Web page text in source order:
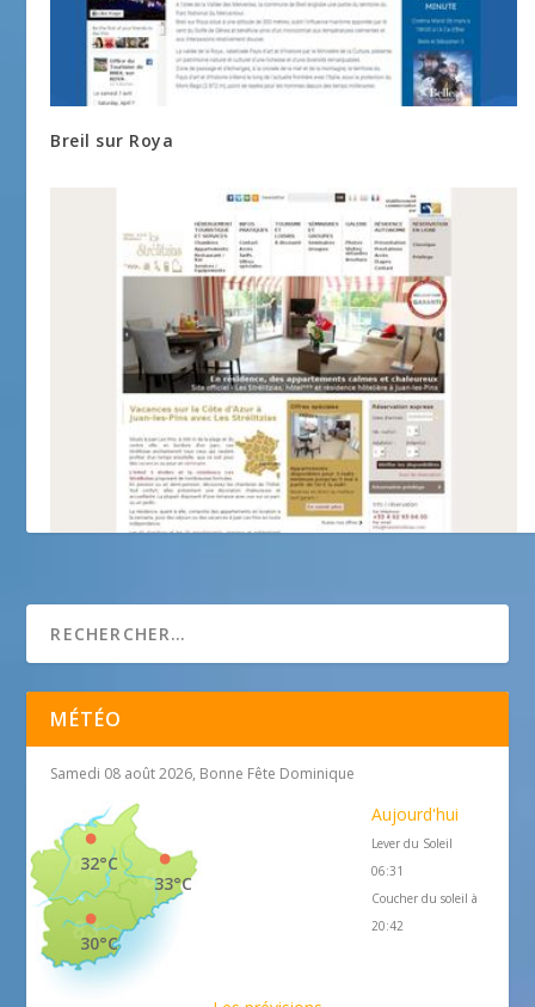
Breil sur Roya
MÉTÉO
Samedi 08 août 2026, Bonne Fête Dominique
33°C
32°C
30°C
Aujourd'hui
Lever du Soleil
06:31
Coucher du soleil à
20:42